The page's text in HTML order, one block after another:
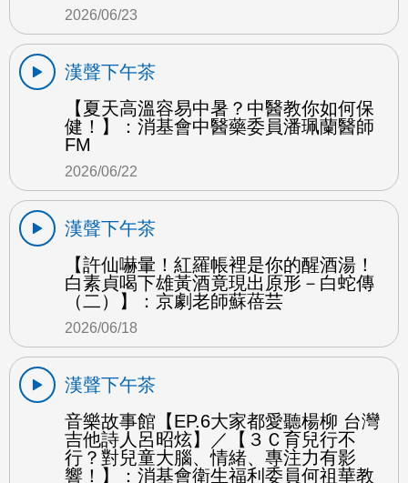
2026/06/23
漢聲下午茶
【夏天高溫容易中暑？中醫教你如何保
健！】：消基會中醫藥委員潘珮蘭醫師
FM
2026/06/22
漢聲下午茶
【許仙嚇暈！紅羅帳裡是你的醒酒湯！
白素貞喝下雄黃酒竟現出原形－白蛇傳
（二）】：京劇老師蘇蓓芸
2026/06/18
漢聲下午茶
音樂故事館【EP.6大家都愛聽楊柳 台灣
吉他詩人呂昭炫】／【３Ｃ育兒行不
行？對兒童大腦、情緒、專注力有影
響！】：消基會衛生福利委員何祖華教